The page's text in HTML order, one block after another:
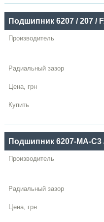
Подшипник 6207 / 207 /
Подшипник 6207-MA-C3